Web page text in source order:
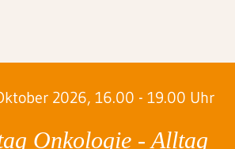
2026, 16.00 - 19.00 Uhr
Onkologie - Alltag